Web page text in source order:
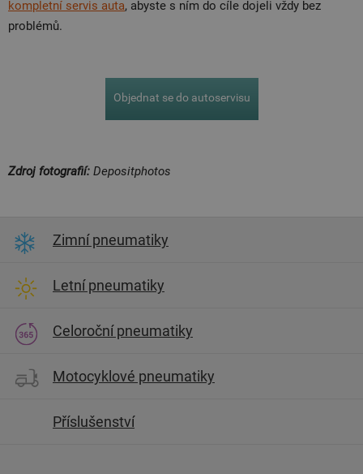
kompletní servis auta, abyste s ním do cíle dojeli vždy bez
problémů.
Objednat se do autoservisu
Zdroj fotografií: Depositphotos
Zimní pneumatiky
Letní pneumatiky
Celoroční pneumatiky
Motocyklové pneumatiky
Příslušenství